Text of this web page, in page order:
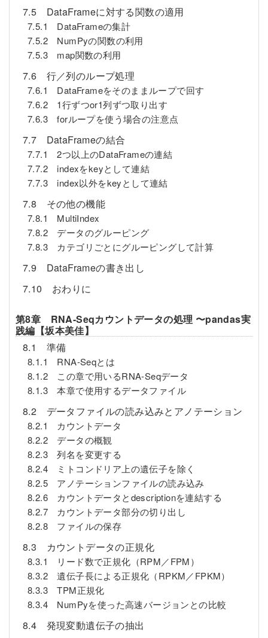
7.5 DataFrameに対する関数の適用
7.5.1 DataFrameの集計
7.5.2 NumPyの関数の利用
7.5.3 map関数の利用
7.6 行／列のループ処理
7.6.1 DataFrameをそのままループで回す
7.6.2 1行ずつor1列ずつ取り出す
7.6.3 forループを使う場合の注意点
7.7 DataFrameの結合
7.7.1 2つ以上のDataFrameの連結
7.7.2 indexをkeyとして連結
7.7.3 index以外をkeyとして連結
7.8 その他の機能
7.8.1 MultiIndex
7.8.2 データのグルーピング
7.8.3 カテゴリごとにグルーピングして計算
7.9 DataFrameの書き出し
7.10 おわりに
第8章 RNA-Seqカウントデータの処理 〜pandas実
践編【坂本美佳】
8.1 準備
8.1.1 RNA-Seqとは
8.1.2 この章で用いるRNA-Seqデータ
8.1.3 本章で使用するデータファイル
8.2 データファイルの読み込みとアノテーション
8.2.1 カウントデータ
8.2.2 データの概観
8.2.3 列名を変更する
8.2.4 ミトコンドリア上の遺伝子を除く
8.2.5 アノテーションファイルの読み込み
8.2.6 カウントデータとdescriptionを連結する
8.2.7 カウントデータ部分の切り出し
8.2.8 ファイルの保存
8.3 カウントデータの正規化
8.3.1 リード数で正規化（RPM／FPM）
8.3.2 遺伝子長による正規化（RPKM／FPKM）
8.3.3 TPM正規化
8.3.4 NumPyを使った高速バージョンとの比較
8.4 発現変動遺伝子の抽出